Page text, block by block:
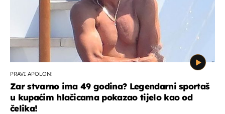
PRAVI APOLON!
Zar stvarno ima 49 godina? Legendarni sportaš
u kupaćim hlačicama pokazao tijelo kao od
čelika!